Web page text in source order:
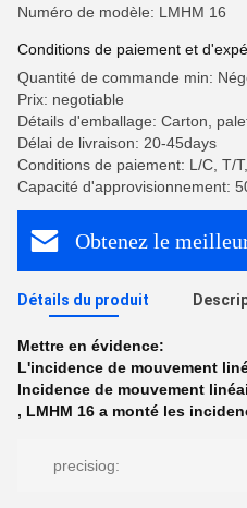
Numéro de modèle: LMHM 16
Conditions de paiement et
Quantité de commande min:
Prix: negotiable
Détails d'emballage: Carton,
Délai de livraison: 20-45days
Conditions de paiement: L/C, T/
Capacité d'approvisionnement:
Obtenez le
Détails du produit
Mettre en évidence:
L'incidence de mouvement
Incidence de mouvement
, LMHM 16 a monté les
precisiog: